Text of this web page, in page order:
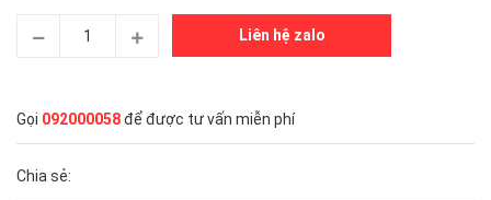
Liên hệ zalo
Gọi 092000058để được tư vấn miễn phí
Chia sẻ: